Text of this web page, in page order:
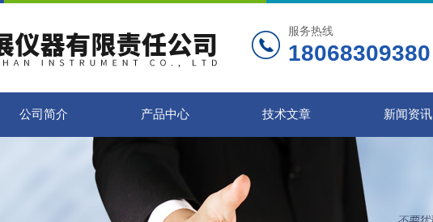
服务热线
18068309380
公司简介 产品中心 技术文章 新闻资讯